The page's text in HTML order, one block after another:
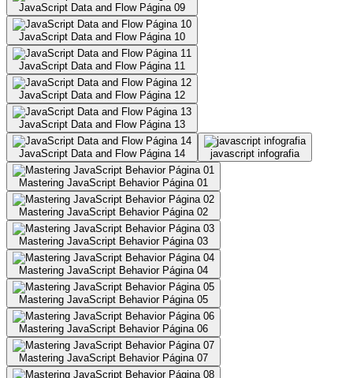
JavaScript Data and Flow Página 09
JavaScript Data and Flow Página 10
JavaScript Data and Flow Página 11
JavaScript Data and Flow Página 12
JavaScript Data and Flow Página 13
JavaScript Data and Flow Página 14 javascript infografia
Mastering JavaScript Behavior Página 01
Mastering JavaScript Behavior Página 02
Mastering JavaScript Behavior Página 03
Mastering JavaScript Behavior Página 04
Mastering JavaScript Behavior Página 05
Mastering JavaScript Behavior Página 06
Mastering JavaScript Behavior Página 07